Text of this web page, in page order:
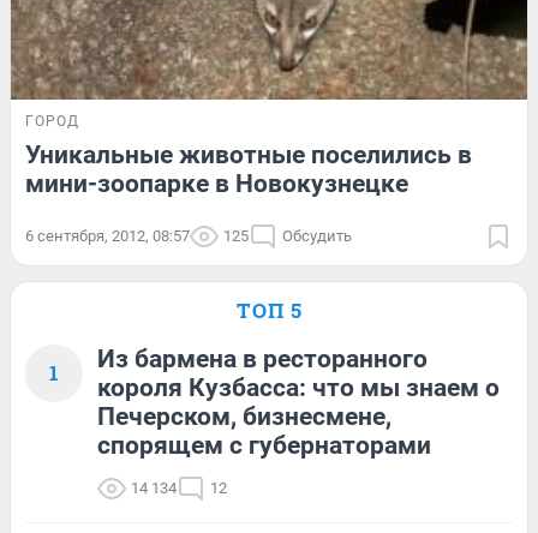
ГОРОД
Уникальные животные поселились в
мини-зоопарке в Новокузнецке
6 сентября, 2012, 08:57 125 Обсудить
ТОП 5
1
Из бармена в ресторанного
короля Кузбасса: что мы знаем о
Печерском, бизнесмене,
спорящем с губернаторами
14 134 12